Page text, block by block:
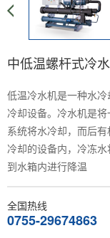
中低温螺杆式冷
低温冷水机是一种水
冷却设备。冷水机是
系统将水冷却，而后
冷却的设备内，冷冻
到水箱内进行降温
全国热线
0755-29674863